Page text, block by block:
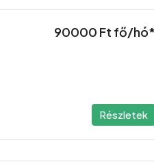
90000 Ft fő/
Részletek